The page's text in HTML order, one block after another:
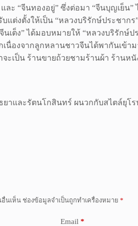
ละ “จีนทองอยู่” ซึ่งต่อมา “จีนบุญเย็น
แต่งตั้งให้เป็น “หลวงบริรักษ์ประชากร
เต็ง” ได้มอบหมายให้ “หลวงบริรักษ์
นื่องจากลูกหลานชาวจีนได้พากันเข้า
ะเป็น ร้านขายถ้วยชามร้านผ้า ร้านห
ยาและรัตนโกสินทร์ ผนวกกับสไตล์ยุโร
นเห็น ช่องข้อมูลจำเป็นถูกทำเครื่องหมาย *
Email *